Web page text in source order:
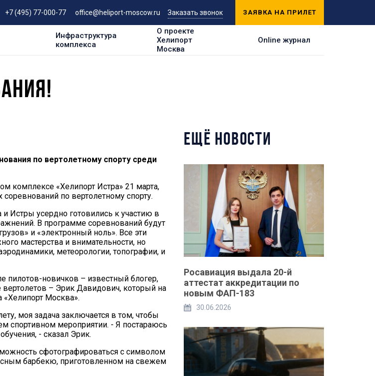
+7 (495) 77-000-77 office@heliport-moscow.ru Заказать звонок ЗАЯВКА НА ПРИЛЕТ
Инфраструктура
комплекса
О проекте
Хелипорт
Москва
Online журнал
по вертолетному спорту среди
комплексе «Хелипорт Истра» 21 марта,
по вертолетному спорту.
Истры усердно готовились к участию в
В программе соревнований будут
и «электронный ноль». Все эти
мастерства и внимательности, но
метеорологии, топографии, и
пилотов-новичков – известный блогер,
вертолетов – Эрик Давидович, который на
«Хелипорт Москва».
моя задача заключается в том, чтобы
спортивном мероприятии. - Я постараюсь
- сказал Эрик.
сфотографироваться с символом
барбекю, приготовленном на свежем
ЕЩЁ НОВОСТИ
Росавиация выдала 20-й
аттестат аккредитации по
новым ФАП-183
30.06.2026